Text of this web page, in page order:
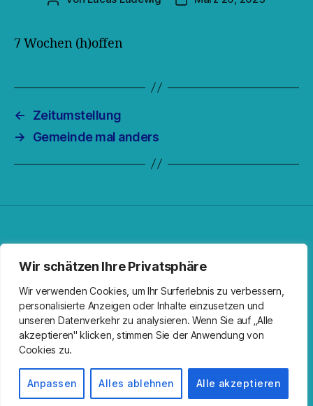
Wir schätzen Ihre Privatsphäre
Wir verwenden Cookies, um Ihr Surferlebnis zu verbessern,
personalisierte Anzeigen oder Inhalte einzusetzen und
unseren Datenverkehr zu analysieren. Wenn Sie auf „Alle
akzeptieren" klicken, stimmen Sie der Anwendung von
Cookies zu.
Anpassen Alles ablehnen Alle akzeptieren
7 Wochen (h)offen
←
Zeitumstellung
→
Gemeinde mal anders
Facebook
Spotify
RSS-FeedInstagram
Impressum